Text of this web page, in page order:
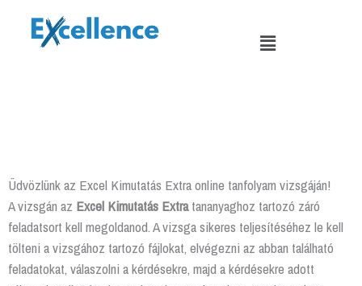
Menu
Üdvözlünk az Excel Kimutatás Extra online tanfolyam vizsgáján!
A vizsgán az Excel Kimutatás Extratananyaghoz tartozó záró
feladatsort kell megoldanod. A vizsga sikeres teljesítéséhez le kell
tölteni a vizsgához tartozó fájlokat, elvégezni az abban található
feladatokat, válaszolni a kérdésekre, majd a kérdésekre adott